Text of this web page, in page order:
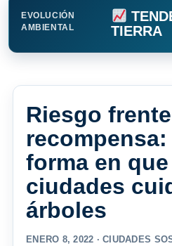
EVOLUCIÓN
AMBIENTAL
TIERRA
Riesgo
forma en
ciudades
árboles
ENERO 8, 2022 ·CIUDADES